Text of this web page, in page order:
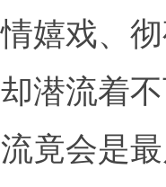
情嬉戏、
却潜流着
流竟会是